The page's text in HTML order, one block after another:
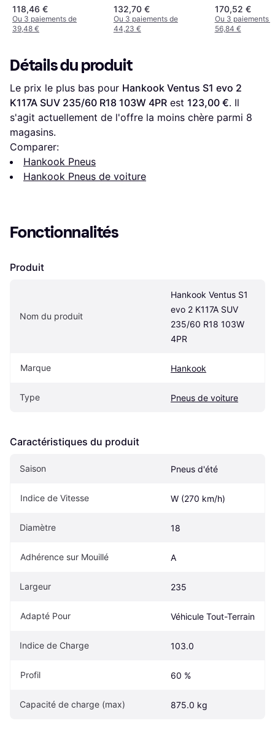
118,46 €
Ou 3 paiements de
39,48 €
R18 103W MO
132,70 €
Ou 3 paiements de
44,23 €
170,52 €
Ou 3 paiements
56,84 €
Détails du produit
Le prix le plus bas pour Hankook Ventus S1 evo 2
K117A SUV 235/60 R18 103W 4PR est 123,00 €. Il
s'agit actuellement de l'offre la moins chère parmi 8
magasins.
Comparer:
Hankook Pneus
Hankook Pneus de voiture
Fonctionnalités
Produit
Nom du produit
Hankook Ventus S1
evo 2 K117A SUV
235/60 R18 103W
4PR
Marque Hankook
Type Pneus de voiture
Caractéristiques du produit
Saison Pneus d'été
Indice de Vitesse W (270 km/h)
Diamètre 18
Adhérence sur Mouillé A
Largeur 235
Adapté Pour Véhicule Tout-Terrain
Indice de Charge 103.0
Profil 60 %
Capacité de charge (max) 875.0 kg